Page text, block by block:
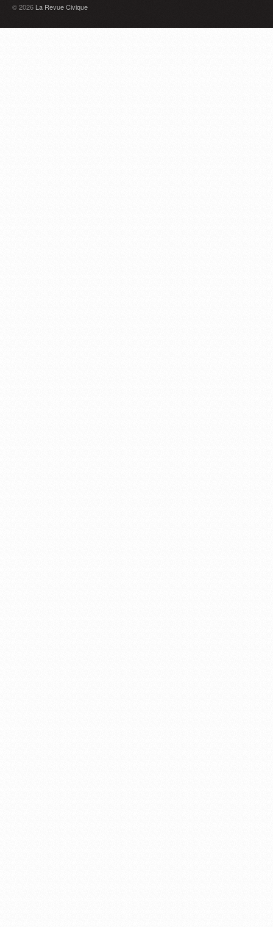
© 2026 La Revue Civique